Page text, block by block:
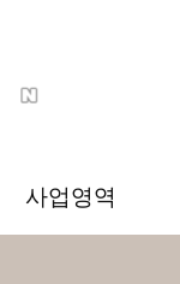
사업영역